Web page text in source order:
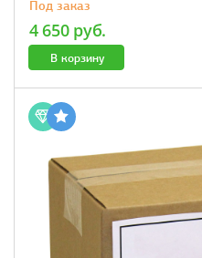
Под заказ
4 650 руб.
В корзину